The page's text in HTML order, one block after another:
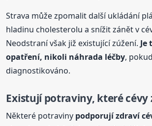
Strava může zpomalit další ukládání
hladinu cholesterolu a snížit zánět v
Neodstraní však již existující zúžení. Je
opatření, nikoli náhrada léčby,
diagnostikováno.
Existují potraviny, které cévy
Některé potraviny podporují zdraví